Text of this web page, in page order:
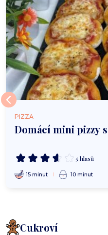
PIZZA
Domácí mini pizzy
5 hlasů
15 minut 10 minut
Cukroví